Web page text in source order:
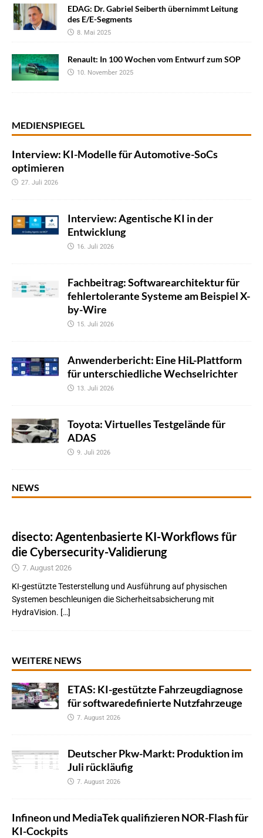
EDAG: Dr. Gabriel Seiberth übernimmt Leitung
des E/E-Segments
8. Mai 2025
Renault: In 100 Wochen vom Entwurf zum SOP
10. November 2025
MEDIENSPIEGEL
Interview: KI-Modelle für Automotive-SoCs
optimieren
27. Juli 2026
Interview: Agentische KI in der
Entwicklung
16. Juli 2026
Fachbeitrag: Softwarearchitektur für
fehlertolerante Systeme am Beispiel X-
by-Wire
15. Juli 2026
Anwenderbericht: Eine HiL-Plattform
für unterschiedliche Wechselrichter
13. Juli 2026
Toyota: Virtuelles Testgelände für
ADAS
9. Juli 2026
NEWS
disecto: Agentenbasierte KI-Workflows für
die Cybersecurity-Validierung
7. August 2026
KI-gestützte Testerstellung und Ausführung auf physischen
Systemen beschleunigen die Sicherheitsabsicherung mit
HydraVision. […]
WEITERE NEWS
ETAS: KI-gestützte Fahrzeugdiagnose
für softwaredefinierte Nutzfahrzeuge
7. August 2026
Deutscher Pkw-Markt: Produktion im
Juli rückläufig
7. August 2026
Infineon und MediaTek qualifizieren NOR-Flash für
KI-Cockpits